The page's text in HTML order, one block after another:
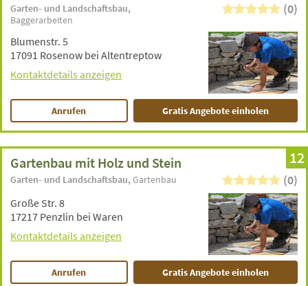
Garten- und Landschaftsbau
Baggerarbeiten
(0)
Blumenstr. 5
17091 Rosenow bei Altentreptow
Kontaktdetails anzeigen
Anrufen Gratis Angebote einholen
12
Gartenbau mit Holz und Stein
Garten- und Landschaftsbau Gartenbau (0)
Große Str. 8
17217 Penzlin bei Waren
Kontaktdetails anzeigen
Anrufen Gratis Angebote einholen